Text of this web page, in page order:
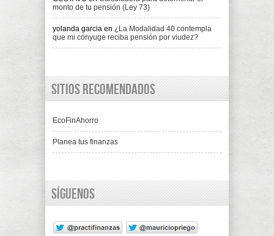
monto de tu pensión (Ley 73)
yolanda garcia en ¿La Modalidad 40 contempla
que mi cónyuge reciba pensión por viudez?
Sitios recomendados
EcoFinAhorro
Planea tus finanzas
Síguenos